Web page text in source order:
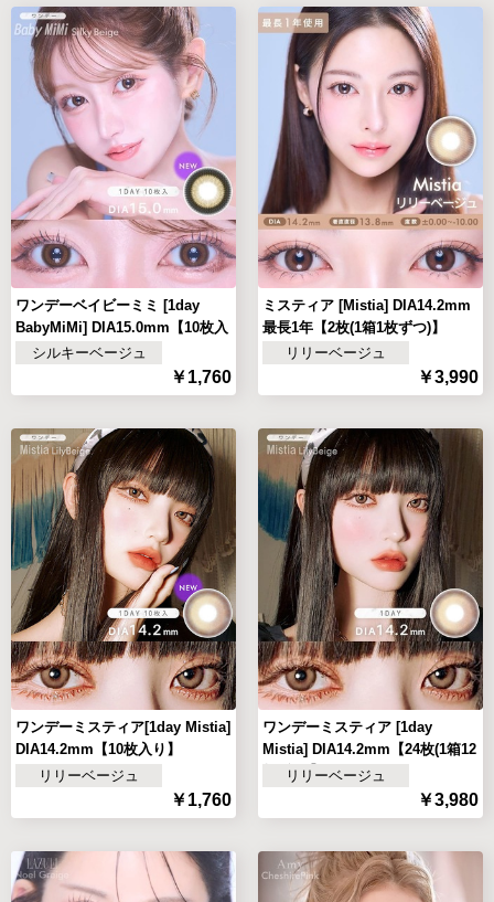
ワンデーベイビーミミ [1day
BabyMiMi] DIA15.0mm【10枚入
り】シルキーベージュ
￥1,760
ミスティア [Mistia] DIA14.2mm
最長1年【2枚(1箱1枚ずつ)】
リリーベージュ
￥3,990
ワンデーミスティア[1day Mistia]
DIA14.2mm【10枚入り】
リリーベージュ
￥1,760
ワンデーミスティア [1day
Mistia] DIA14.2mm【24枚(1箱12
枚ずつ)】
リリーベージュ
￥3,980